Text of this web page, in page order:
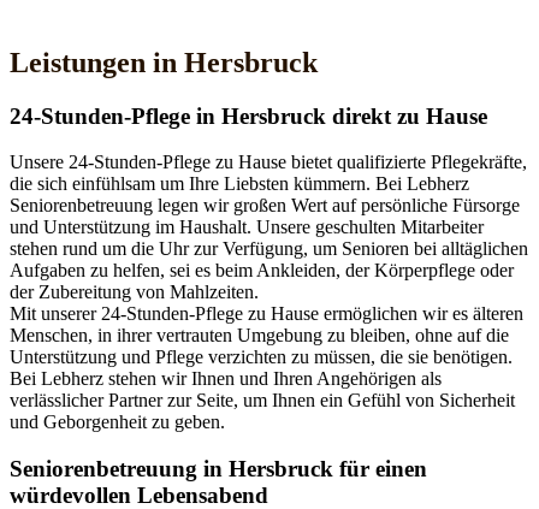
Leistungen in Hersbruck
24-Stunden-Pflege in Hersbruck direkt zu Hause
Unsere 24-Stunden-Pflege zu Hause bietet qualifizierte Pflegekräfte,
die sich einfühlsam um Ihre Liebsten kümmern. Bei Lebherz
Seniorenbetreuung legen wir großen Wert auf persönliche Fürsorge
und Unterstützung im Haushalt. Unsere geschulten Mitarbeiter
stehen rund um die Uhr zur Verfügung, um Senioren bei alltäglichen
Aufgaben zu helfen, sei es beim Ankleiden, der Körperpflege oder
der Zubereitung von Mahlzeiten.
Mit unserer 24-Stunden-Pflege zu Hause ermöglichen wir es älteren
Menschen, in ihrer vertrauten Umgebung zu bleiben, ohne auf die
Unterstützung und Pflege verzichten zu müssen, die sie benötigen.
Bei Lebherz stehen wir Ihnen und Ihren Angehörigen als
verlässlicher Partner zur Seite, um Ihnen ein Gefühl von Sicherheit
und Geborgenheit zu geben.
Senioren­betreuung in Hersbruck für einen
würdevollen Lebensabend